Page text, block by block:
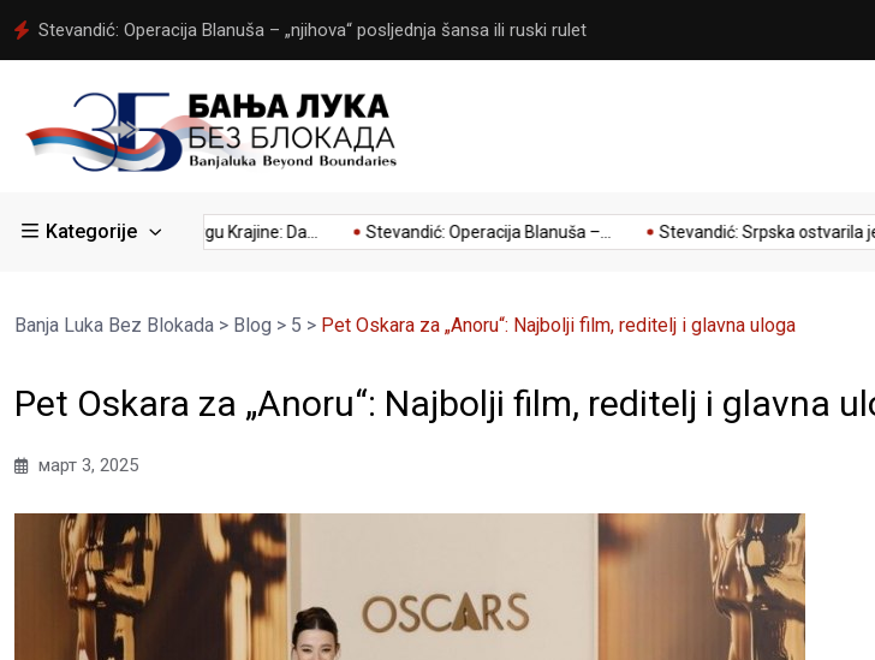
Stevandić: Operacija Blanuša – „njihova“ posljednja šansa ili ruski rulet
Kategorije
Kumovao Trgu Krajine: Da... Stevandić: Operacija Blanuša –... Stevandić: Srpska ostvarila
Banja Luka Bez Blokada > Blog > 5 > Pet Oskara za „Anoru“: Najbolji film, reditelj i glavna uloga
Pet Oskara za „Anoru“: Najbolji film, reditelj i glavna
март 3, 2025